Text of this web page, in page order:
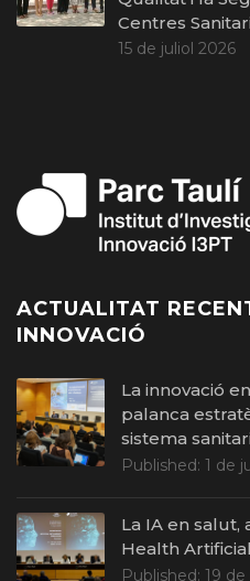
Centres
15 de juliol 2026
ACTUALITAT
INNOVACIÓ
La innovació
palanca
sistema
Published: 1 de
La IA en
Health
Published: 19